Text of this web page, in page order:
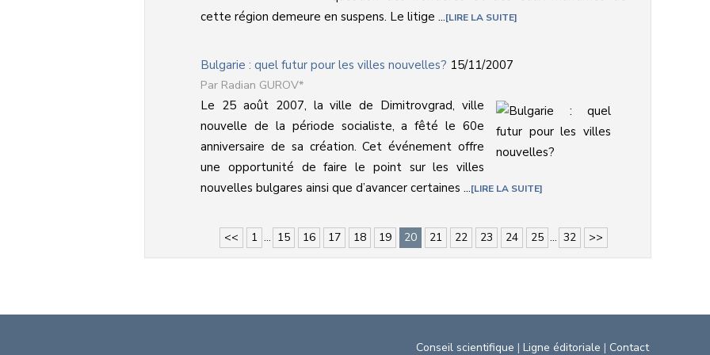
cette région demeure en suspens. Le litige ... LIRE LA SUITE
Bulgarie : quel futur pour les villes nouvelles? 15/11/2007
Radian GUROV*
Le 25 août 2007, la ville de Dimitrovgrad, ville
nouvelle de la période socialiste, a fêté le 60e
anniversaire de sa création. Cet événement offre
une opportunité de faire le point sur les villes
nouvelles bulgares ainsi que d’avancer certaines ... LIRE LA SUITE
<< 1 ... 15 16 17 18 19 20 21 22 23 24 25 ... 32 >>
Conseil scientifique | Ligne éditoriale | Contact